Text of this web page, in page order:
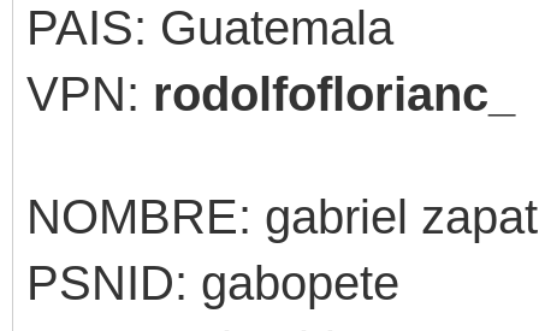
PAIS: Guatemala
VPN: rodolfoflorianc_
NOMBRE: gabriel
PSNID: gabopete